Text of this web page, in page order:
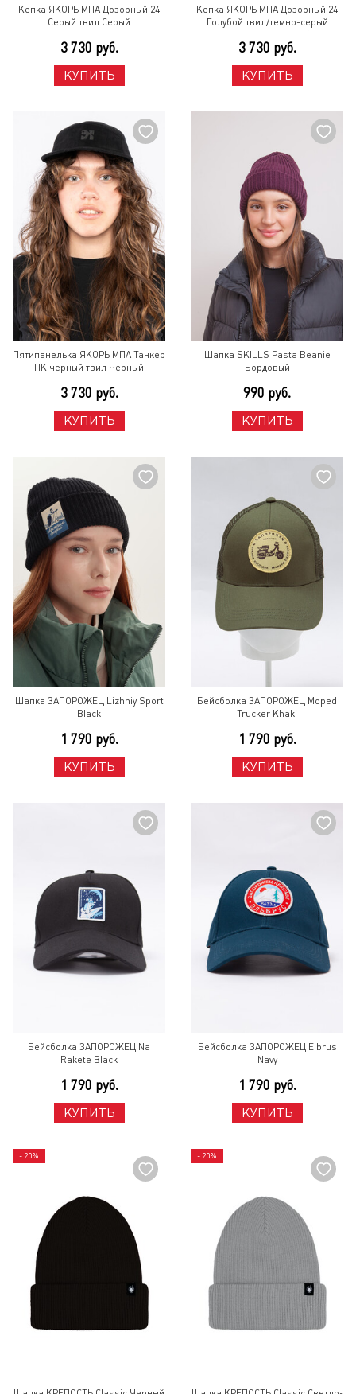
Кепка ЯКОРЬ МПА Дозорный 24
Серый твил Серый
3 730 руб.
КУПИТЬ
Кепка ЯКОРЬ МПА Дозорный 24
Голубой твил/темно-серый
3 730 руб.
КУПИТЬ
Пятипанелька ЯКОРЬ МПА Танкер
ПК черный твил Черный
3 730 руб.
КУПИТЬ
Шапка SKILLS Pasta Beanie
Бордовый
990 руб.
КУПИТЬ
Шапка ЗАПОРОЖЕЦ Lizhniy Sport
Black
1 790 руб.
КУПИТЬ
Бейсболка ЗАПОРОЖЕЦ Moped
Trucker Khaki
1 790 руб.
КУПИТЬ
Бейсболка ЗАПОРОЖЕЦ Na
Rakete Black
1 790 руб.
КУПИТЬ
Бейсболка ЗАПОРОЖЕЦ Elbrus
Navy
1 790 руб.
КУПИТЬ
- 20% - 20%